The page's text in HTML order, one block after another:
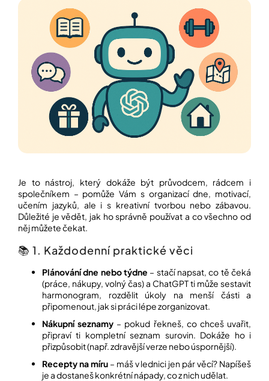
CHYTRÝ
PRŮVODCE
MODERNÍM
POZNEJTE
ZAŽIJTE,
SLOVA,
ZÁBAVA,
KTERÁ
POSÍLÍ
PAMĚŤ
KONCENTRACI
BAZAR
REPASOVANÉ
POMŮCKY
Přihlášení
Je to nástroj, který dokáže být průvodcem, rádcem i
společníkem – pomůže Vám s organizací dne, motivací,
učením jazyků, ale i s kreativní tvorbou nebo zábavou.
Důležité je vědět, jak ho správně používat a co všechno od
něj můžete čekat.
📚 1. Každodenní praktické věci
Plánování dne nebo týdne – stačí napsat, co tě čeká
(práce, nákupy, volný čas) a ChatGPT ti může sestavit
harmonogram, rozdělit úkoly na menší části a
připomenout, jak si práci lépe zorganizovat.
Nákupní seznamy – pokud řekneš, co chceš uvařit,
připraví ti kompletní seznam surovin. Dokáže ho i
přizpůsobit (např. zdravější verze nebo úspornější).
Recepty na míru– máš v lednici jen pár věcí? Napíšeš
je a dostaneš konkrétní nápady, co z nich udělat.
HLEDAT
D
o
p
o
č